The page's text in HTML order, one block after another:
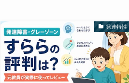
発達特性